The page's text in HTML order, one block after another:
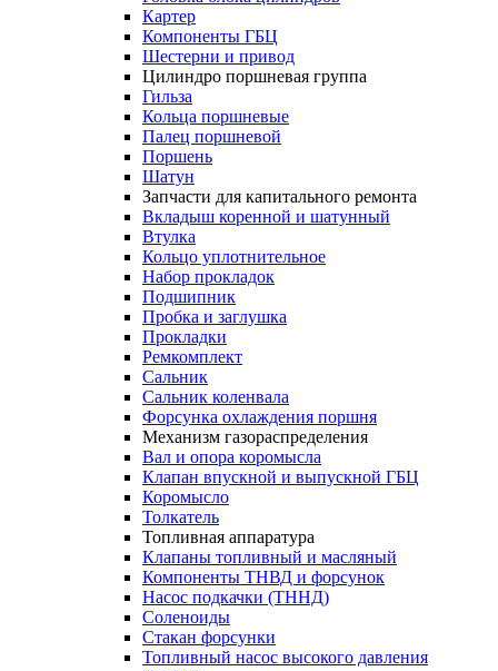
Картер
Компоненты ГБЦ
Шестерни и привод
Цилиндро поршневая группа
Гильза
Кольца поршневые
Палец поршневой
Поршень
Шатун
Запчасти для капитального ремонта
Вкладыш коренной и шатунный
Втулка
Кольцо уплотнительное
Набор прокладок
Подшипник
Пробка и заглушка
Прокладки
Ремкомплект
Сальник
Сальник коленвала
Форсунка охлаждения поршня
Механизм газораспределения
Вал и опора коромысла
Клапан впускной и выпускной ГБЦ
Коромысло
Толкатель
Топливная аппаратура
Клапаны топливный и масляный
Компоненты ТНВД и форсунок
Насос подкачки (ТННД)
Соленоиды
Стакан форсунки
Топливный насос высокого давления